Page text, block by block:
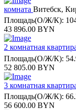
комната Витебск,
Площадь(О/Ж/К):
43 896.00 BYN
2 комнатная
Площадь(О/Ж/К):
52 805.00 BYN
3 комнатная
Площадь(О/Ж/К):
56 600.00 BYN